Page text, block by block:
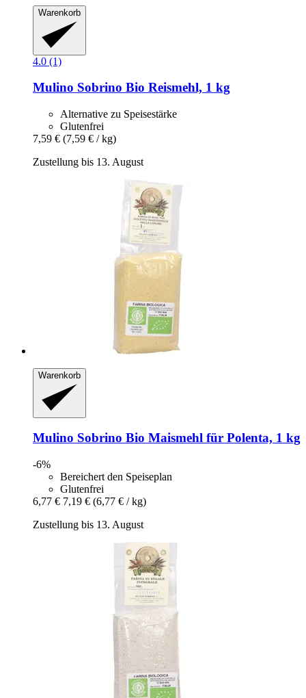
Warenkorb
4.0 (1)
Mulino Sobrino Bio Reismehl, 1 kg
Alternative zu Speisestärke
Glutenfrei
7,59 € (7,59 € / kg)
Zustellung bis 13. August
Warenkorb
Mulino Sobrino Bio Maismehl für Polenta, 1 kg
-6%
Bereichert den Speiseplan
Glutenfrei
6,77 € 7,19 € (6,77 € / kg)
Zustellung bis 13. August